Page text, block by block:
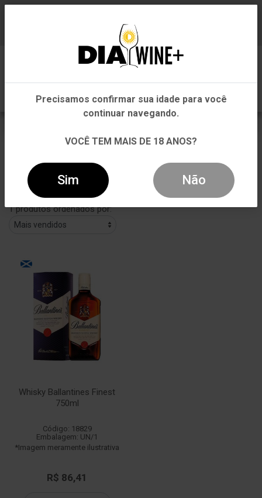
Filtros
1 produtos ordenados por:
Whisky Ballantines Finest
750ml
Código: 18829
Embalagem: UN/1
*Imagem meramente ilustrativa
R$ 86,41
Em que Estado você está?
Pernambuco
Outros Estados
Precisamos confirmar sua idade para você
continuar navegando.
VOCÊ TEM MAIS DE 18 ANOS?
Sim Não